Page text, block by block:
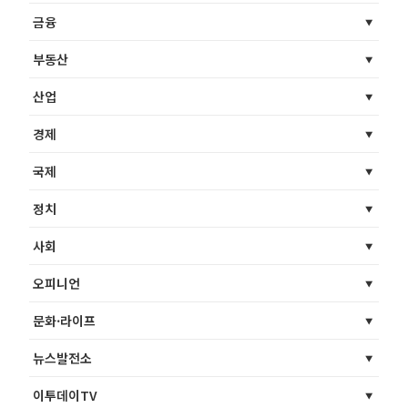
금융
부동산
산업
경제
국제
정치
사회
오피니언
문화·라이프
뉴스발전소
이투데이TV